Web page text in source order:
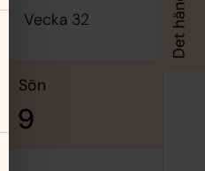
Vecka 32
sön
9